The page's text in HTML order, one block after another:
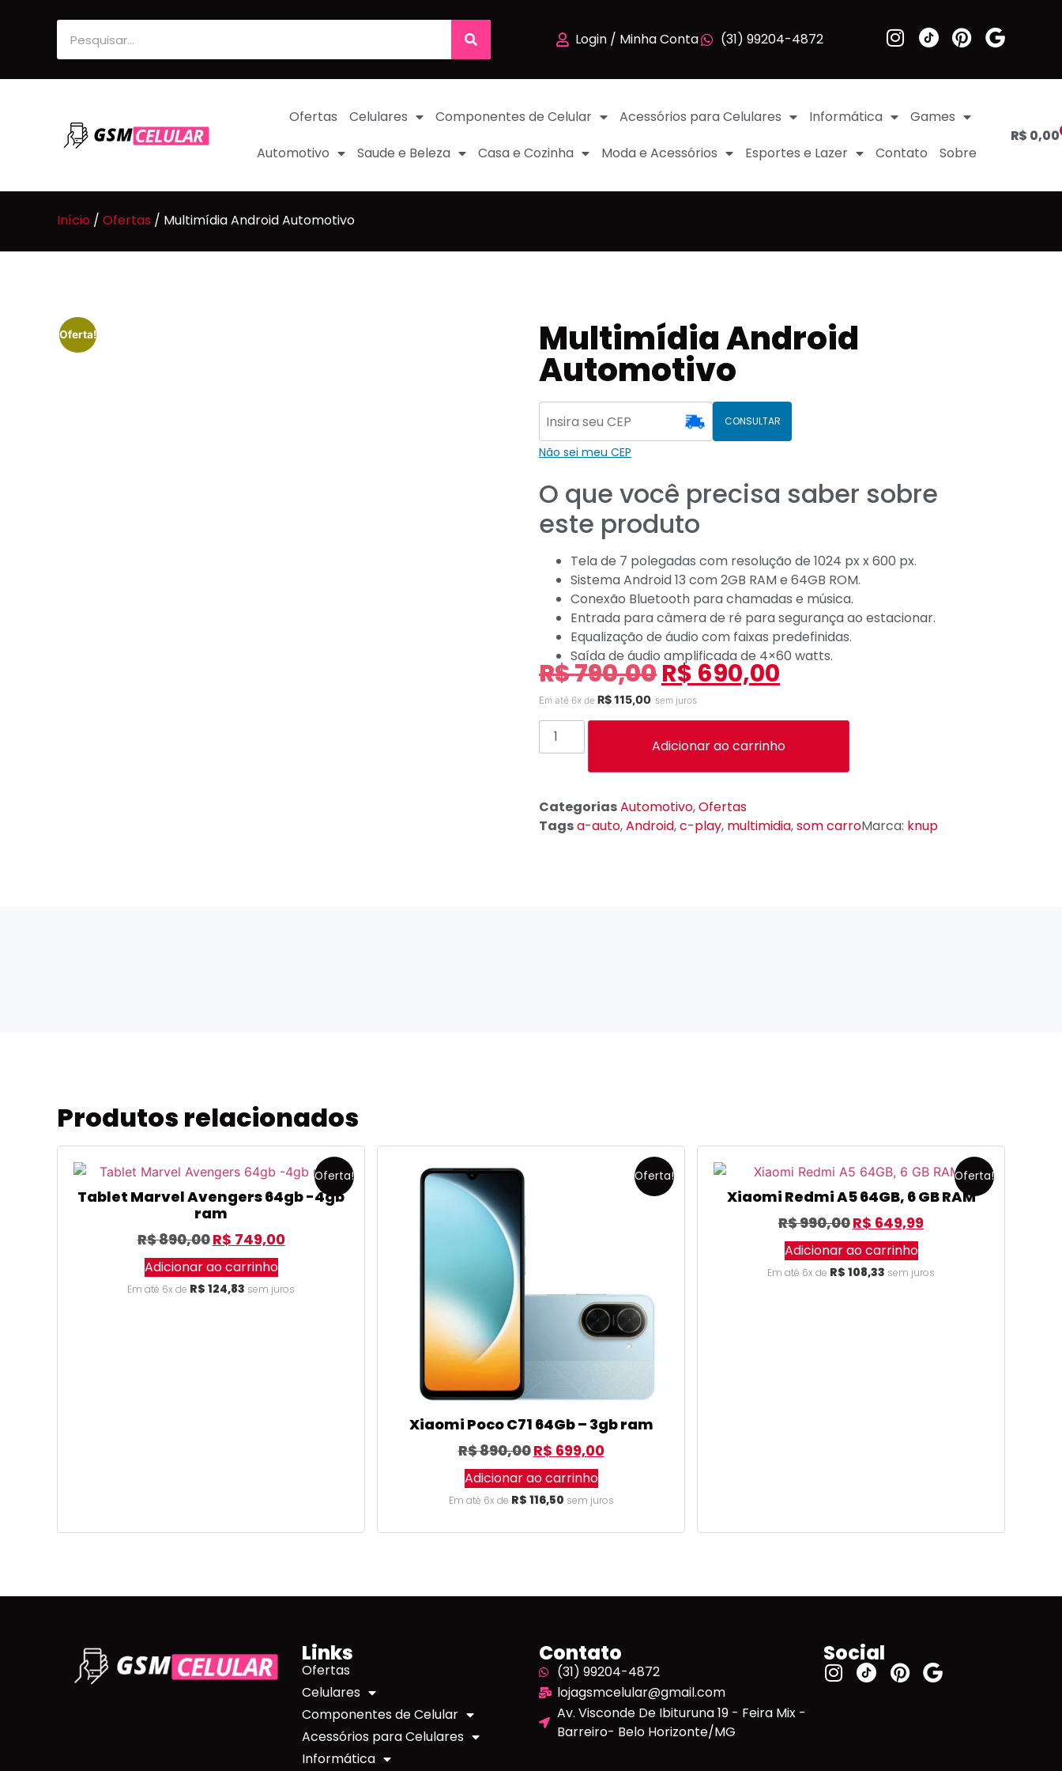
Login / Minha Conta (31) 99204-4872
Ofertas Celulares Componentes de Celular Acessórios para Celulares Informática
Games
Automotivo
Saude e Beleza Casa e Cozinha Moda e Acessórios Esportes e Lazer Contato Sobre
R$ 0,00
Início / Ofertas / Multimídia Android Automotivo
Oferta! Multimídia Android
Automotivo
CONSULTAR
Não sei meu CEP
O que você precisa saber sobre
este produto
Tela de 7 polegadas com resolução de 1024 px x 600 px.
Sistema Android 13 com 2GB RAM e 64GB ROM.
Conexão Bluetooth para chamadas e música.
Entrada para câmera de ré para segurança ao estacionar.
Equalização de áudio com faixas predefinidas.
Saída de áudio amplificada de 4×60 watts.
R$790,00R$ 690,00
Em até 6x de R$115,00 sem juros
Adicionar ao carrinho
CategoriasAutomotivo,Ofertas
Tagsa-auto,Android,c-play, multimidia,som carroMarca: knup
Produtos relacionados
Oferta!
Tablet Marvel Avengers 64gb -4gb
ram
R$890,00R$ 749,00
Adicionar ao carrinho
Em até 6x de R$ 124,83 sem juros
Oferta!
Xiaomi Poco C71 64Gb – 3gb ram
R$890,00R$ 699,00
Adicionar ao carrinho
Em até 6x de R$ 116,50 sem juros
Oferta!
Xiaomi Redmi A5 64GB, 6 GB RAM
R$990,00R$ 649,99
Adicionar ao carrinho
Em até 6x de R$ 108,33 sem juros
Links
Ofertas
Celulares
Componentes de Celular
Acessórios para Celulares
Informática
Contato
(31) 99204-4872
lojagsmcelular@gmail.com
Av. Visconde De Ibituruna 19 - Feira Mix -
Barreiro- Belo Horizonte/MG
Social